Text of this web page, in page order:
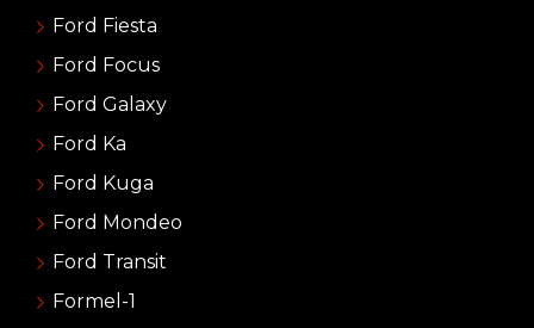
Ford Fiesta
Ford Focus
Ford Galaxy
Ford Ka
Ford Kuga
Ford Mondeo
Ford Transit
Formel-1